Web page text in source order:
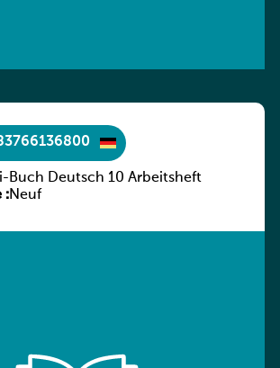
Buch Deutsch 10 Arbeitsheft
:Neuf